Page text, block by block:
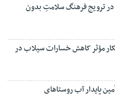
ترویج فرهنگ سلامتِ بدون
مؤثر کاهش خسارات سیلاب در
پایدار آب روستاهای